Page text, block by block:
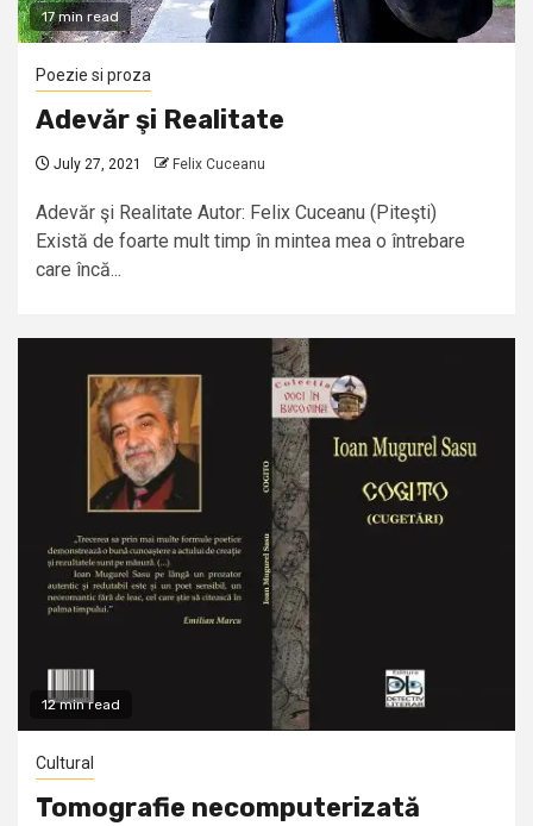
17 min read
Poezie si proza
Adevăr şi Realitate
July 27, 2021 Felix Cuceanu
Adevăr şi Realitate Autor: Felix Cuceanu (Piteşti)
Există de foarte mult timp în mintea mea o întrebare
care încă...
12 min read
Cultural
Tomografie necomputerizată